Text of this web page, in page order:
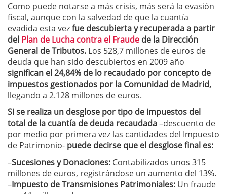
Como puede notarse a más crisis, más será la evasión
fiscal, aunque con la salvedad de que la cuantía
evadida esta vezfue descubierta y recuperada a partir
del Plan de Lucha contra el Fraude de la Dirección
General de Tributos. Los 528,7 millones de euros de
deuda que han sido descubiertos en 2009 año
significan el 24,84% de lo recaudado por concepto de
impuestos gestionados por la Comunidad de Madrid,
llegando a 2.128 millones de euros.
Si se realiza un desglose por tipo de impuestos del
total de la cuantía de deuda recaudada–descuento de
por medio por primera vez las cantidades del Impuesto
de Patrimonio- puede decirse que el desglose final es:
–Sucesiones y Donaciones: Contabilizados unos 315
millones de euros, registrándose un aumento del 13%.
–Impuesto de Transmisiones Patrimoniales: Un fraude